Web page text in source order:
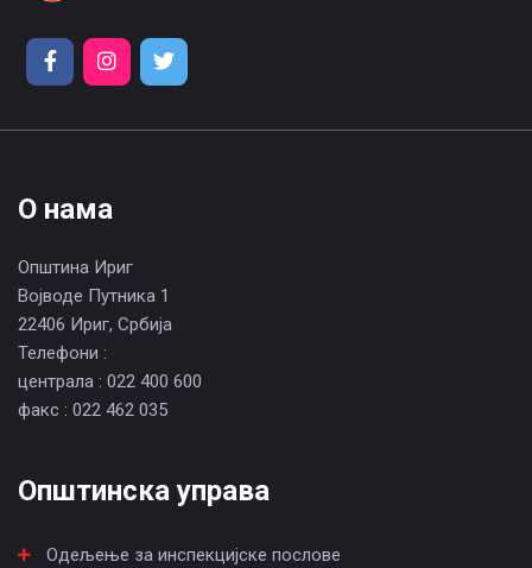
О нама
Општина Ириг
Војводе Путника 1
22406 Ириг, Србија
Телефони :
централа : 022 400 600
факс : 022 462 035
Општинска управа
Одељење за инспекцијске послове